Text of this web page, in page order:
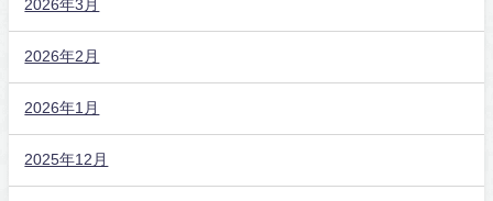
2026年3月
2026年2月
2026年1月
2025年12月